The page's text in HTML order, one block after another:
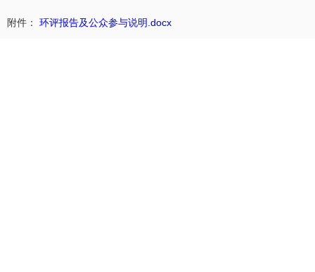
附件： 环评报告及公众参与说明.docx